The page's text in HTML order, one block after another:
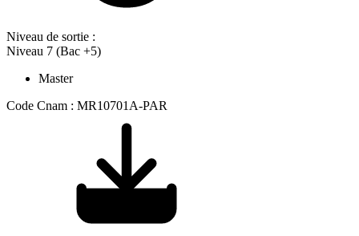
Niveau de sortie :
Niveau 7 (Bac +5)
Master
Code Cnam : MR10701A-PAR